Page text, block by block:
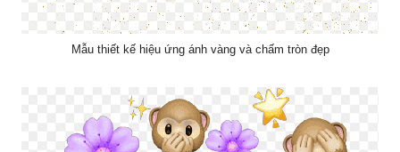
Mẫu thiết kế hiệu ứng ánh vàng và chấm tròn đẹp